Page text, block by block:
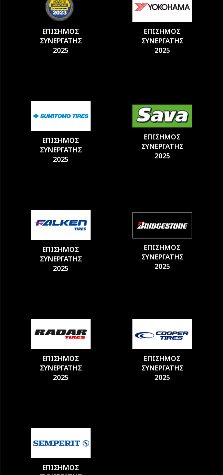
ΕΠΙΣΗΜΟΣ
ΣΥΝΕΡΓΑΤΗΣ
2025
ΕΠΙΣΗΜΟΣ
ΣΥΝΕΡΓΑΤΗΣ
2025
ΕΠΙΣΗΜΟΣ
ΣΥΝΕΡΓΑΤΗΣ
2025
ΕΠΙΣΗΜΟΣ
ΣΥΝΕΡΓΑΤΗΣ
2025
ΕΠΙΣΗΜΟΣ
ΣΥΝΕΡΓΑΤΗΣ
2025
ΕΠΙΣΗΜΟΣ
ΣΥΝΕΡΓΑΤΗΣ
2025
ΕΠΙΣΗΜΟΣ
ΣΥΝΕΡΓΑΤΗΣ
2025
ΕΠΙΣΗΜΟΣ
ΣΥΝΕΡΓΑΤΗΣ
2025
ΕΠΙΣΗΜΟΣ